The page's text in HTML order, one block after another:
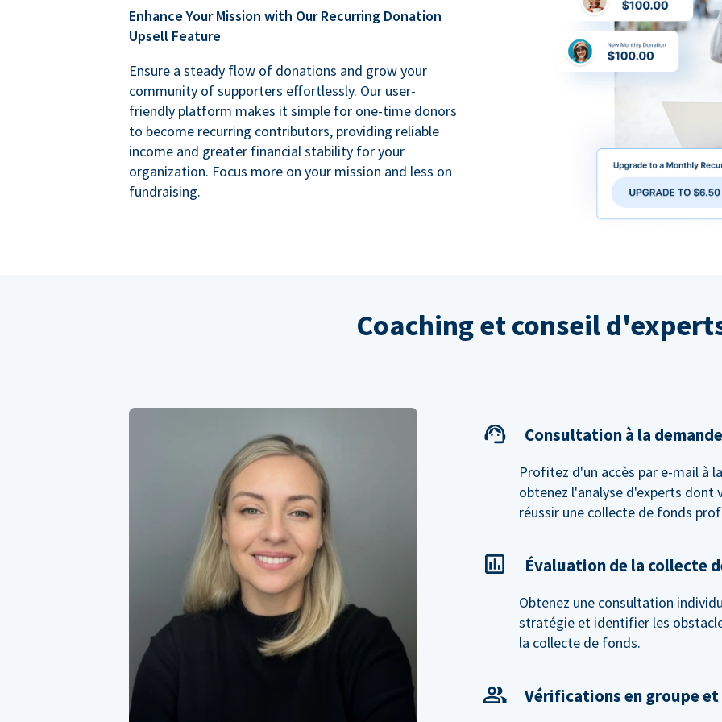
Enhance Your Mission with Our Recurring Donation
Upsell Feature
Ensure a steady flow of donations and grow your
community of supporters effortlessly. Our user-
friendly platform makes it simple for one-time donors
to become recurring contributors, providing reliable
income and greater financial stability for your
organization. Focus more on your mission and less on
fundraising.
Coaching et conseil
Consultation à la
Profitez d'un accès par e-mail à
obtenez l'analyse d'experts dont
réussir une collecte de fonds
Évaluation de la collecte
Obtenez une consultation
stratégie et identifier les
la collecte de fonds.
Vérifications en groupe